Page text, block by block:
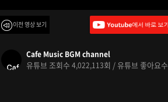
이전 영상 보기
Cafe Music BGM channel
유튜브 조회수 4,022,113회 / 유튜브 좋아요수